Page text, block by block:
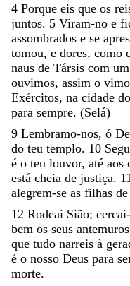
4 Porque eis que os
juntos. 5 Viram-no e
assombrados e se
tomou, e dores, como
naus de Társis com um
ouvimos, assim o
Exércitos, na cidade do
para sempre. (Selá)
9 Lembramo-nos, ó
do teu templo. 10
é o teu louvor, até aos
está cheia de justiça. 11
alegrem-se as filhas de
12 Rodeai Sião;
bem os seus antemuros
que tudo narreis à
é o nosso Deus para
morte.